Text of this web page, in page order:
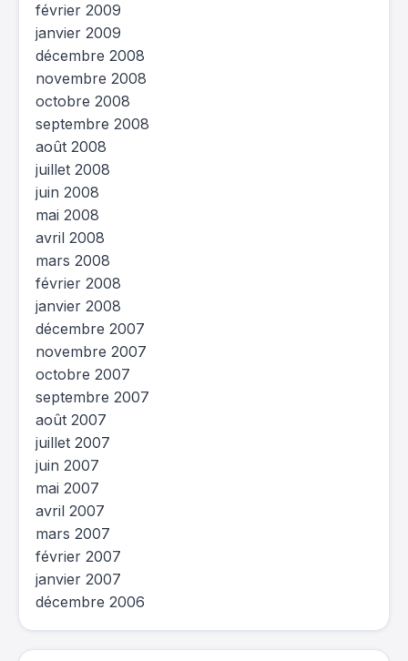
février 2009
janvier 2009
décembre 2008
novembre 2008
octobre 2008
septembre 2008
août 2008
juillet 2008
juin 2008
mai 2008
avril 2008
mars 2008
février 2008
janvier 2008
décembre 2007
novembre 2007
octobre 2007
septembre 2007
août 2007
juillet 2007
juin 2007
mai 2007
avril 2007
mars 2007
février 2007
janvier 2007
décembre 2006